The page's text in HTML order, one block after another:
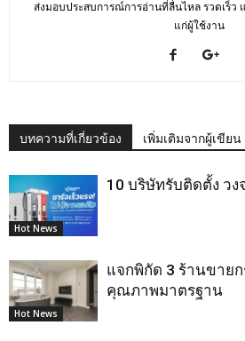
ส่งมอบประสบการณ์การอ่านที่ลื่นไหล รวดเร็ว
แก่ผู้ใช้งาน
บทความที่เกี่ยวข้อง เพิ่มเติมจากผู้เขียน
Hot News
10 บริษัทรับติดตั้ง ว
Hot News
แจกพิกัด 3 ร้านขายก
คุณภาพมาตรฐาน